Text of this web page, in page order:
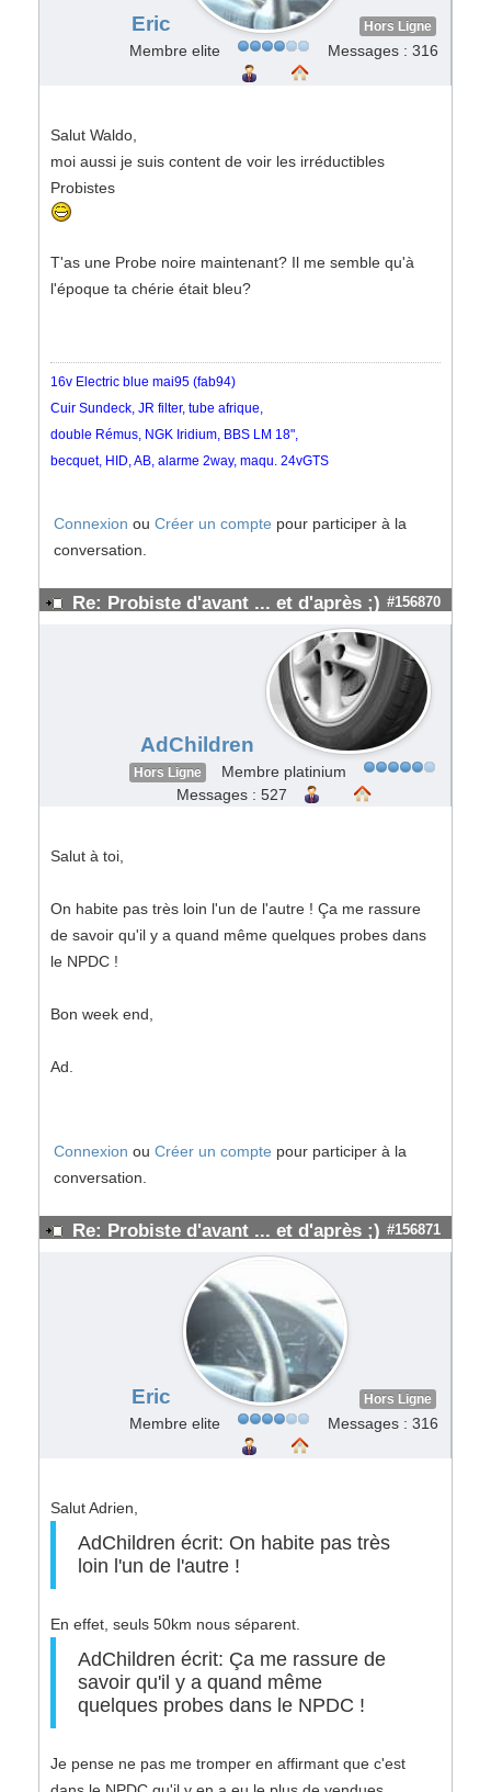
Eric Hors Ligne
Membre elite Messages : 316
Salut Waldo,
moi aussi je suis content de voir les irréductibles
Probistes
T'as une Probe noire maintenant? Il me semble qu'à
l'époque ta chérie était bleu?
16v Electric blue mai95 (fab94)
Cuir Sundeck, JR filter, tube afrique,
double Rémus, NGK Iridium, BBS LM 18",
becquet, HID, AB, alarme 2way, maqu. 24vGTS
Connexion ou Créer un compte pour participer à la
conversation.
Re: Probiste d'avant ... et d'après ;) #156870
AdChildren
Hors Ligne
Membre platinium
Messages : 527
Salut à toi,
On habite pas très loin l'un de l'autre ! Ça me rassure
de savoir qu'il y a quand même quelques probes dans
le NPDC !
Bon week end,
Ad.
Connexion ou Créer un compte pour participer à la
conversation.
Re: Probiste d'avant ... et d'après ;) #156871
Eric Hors Ligne
Membre elite Messages : 316
Salut Adrien,
AdChildren écrit: On habite pas très
loin l'un de l'autre !
En effet, seuls 50km nous séparent.
AdChildren écrit: Ça me rassure de
savoir qu'il y a quand même
quelques probes dans le NPDC !
Je pense ne pas me tromper en affirmant que c'est